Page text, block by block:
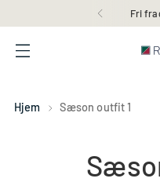
Fri
Hjem Sæson outfit 1